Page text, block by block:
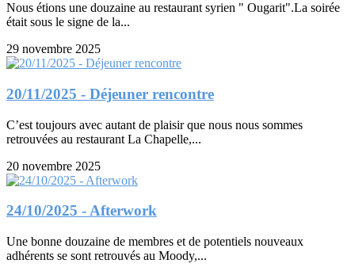
Nous étions une douzaine au restaurant syrien " Ougarit".La soirée
était sous le signe de la...
29 novembre 2025
20/11/2025 - Déjeuner rencontre
C’est toujours avec autant de plaisir que nous nous sommes
retrouvées au restaurant La Chapelle,...
20 novembre 2025
24/10/2025 - Afterwork
Une bonne douzaine de membres et de potentiels nouveaux
adhérents se sont retrouvés au Moody,...